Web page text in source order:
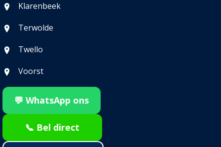
Klarenbeek
Terwolde
Twello
Voorst
💬 WhatsApp ons
📞 Bel direct